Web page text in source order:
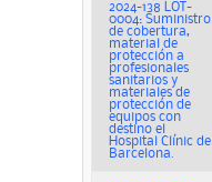
2024-138 LOT-
0004: Suministro
de cobertura,
material de
protección a
profesionales
sanitarios y
materiales de
protección de
equipos con
destino el
Hospital Clínic de
Barcelona.